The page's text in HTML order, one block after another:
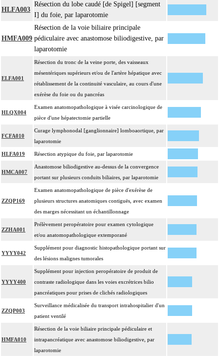
HLFA003
Résection du lobe caudé [de Spigel] [segment
I] du foie, par laparotomie
HMFA009
Résection de la voie biliaire principale
pédiculaire avec anastomose biliodigestive, par
laparotomie
ELFA001
Résection du tronc de la veine porte, des vaisseaux
mésentériques supérieurs et/ou de l'artère hépatique avec
rétablissement de la continuité vasculaire, au cours d'une
exérèse du foie ou du pancréas
HLQX004
Examen anatomopathologique à visée carcinologique de
pièce d'une hépatectomie partielle
FCFA010
Curage lymphonodal [ganglionnaire] lomboaortique, par
laparotomie
HLFA019 Résection atypique du foie, par laparotomie
HMCA007
Anastomose biliodigestive au-dessus de la convergence
portant sur plusieurs conduits biliaires, par laparotomie
ZZQP169
Examen anatomopathologique de pièce d'exérèse de
plusieurs structures anatomiques contiguës, avec examen
des marges nécessitant un échantillonnage
ZZHA001
Prélèvement peropératoire pour examen cytologique
et/ou anatomopathologique extemporané
YYYY042
Supplément pour diagnostic histopathologique portant sur
des lésions malignes tumorales
YYYY400
Supplément pour injection peropératoire de produit de
contraste radiologique dans les voies excrétrices bilio
pancréatiques pour prises de clichés radiologiques
ZZQP003
Surveillance médicalisée du transport intrahospitalier d'un
patient ventilé
HMFA010
Résection de la voie biliaire principale pédiculaire et
intrapancréatique avec anastomose biliodigestive, par
laparotomie